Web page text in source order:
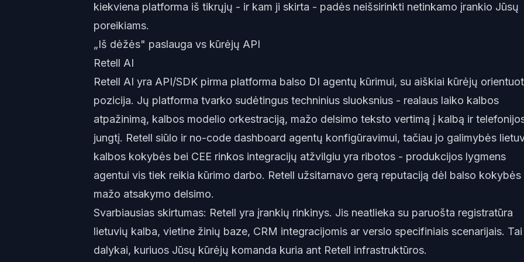
kiekviena platforma iš tikrųjų - ir kam ji skirta - padės neišsirinkti netinkamo įrankio Jūsų
poreikiams.
„Iš dėžės" paslauga vs kūrėjų API
Retell AI
Retell AI yra API/SDK pirma platforma balso DI agentų kūrimui, su aiškiai kūrėjų
pozicija. Jų platforma tvarko sudėtingus techninius sluoksnius - realaus laiko kalbos
atpažinimą, kalbos modelio orkestraciją, mažo delsimo teksto vertimą į kalbą ir
jungtį. Retell siūlo ir no-code dashboard agentų konfigūravimui, tačiau jo galimybės
kalbos kokybės bei CEE rinkos integracijų atžvilgiu yra ribotos - produkcijos lygmens
agentui vis tiek reikia kūrimo darbo. Retell užsitarnavo gerą reputaciją dėl balso kokybės
mažo atsakymo delsimo.
Svarbiausias skirtumas: Retell yra įrankių rinkinys. Jis neatlieka su paruošta registratūra
lietuvių kalba, vietine žinių baze, CRM integracijomis ar verslo specifiniais scenarijais. Tai
dalykai, kuriuos Jūsų kūrėjų komanda kuria ant Retell infrastruktūros.